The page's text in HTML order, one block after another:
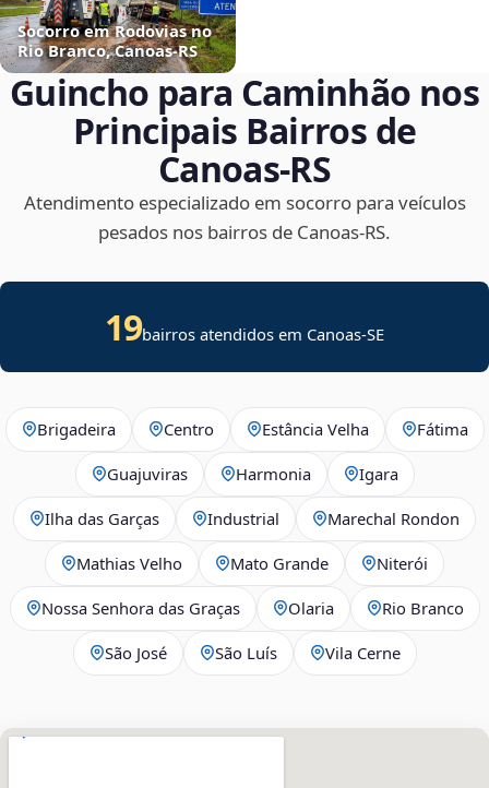
Socorro em Rodovias no
Rio Branco, Canoas‑RS
Guincho para Caminhão nos
Principais Bairros de
Canoas‑RS
Atendimento especializado em socorro para veículos
pesados nos bairros de Canoas‑RS.
19bairros atendidos em Canoas-SE
Brigadeira Centro Estância Velha Fátima
Guajuviras Harmonia Igara
Ilha das Garças Industrial Marechal Rondon
Mathias Velho Mato Grande Niterói
Nossa Senhora das Graças Olaria Rio Branco
São José São Luís Vila Cerne